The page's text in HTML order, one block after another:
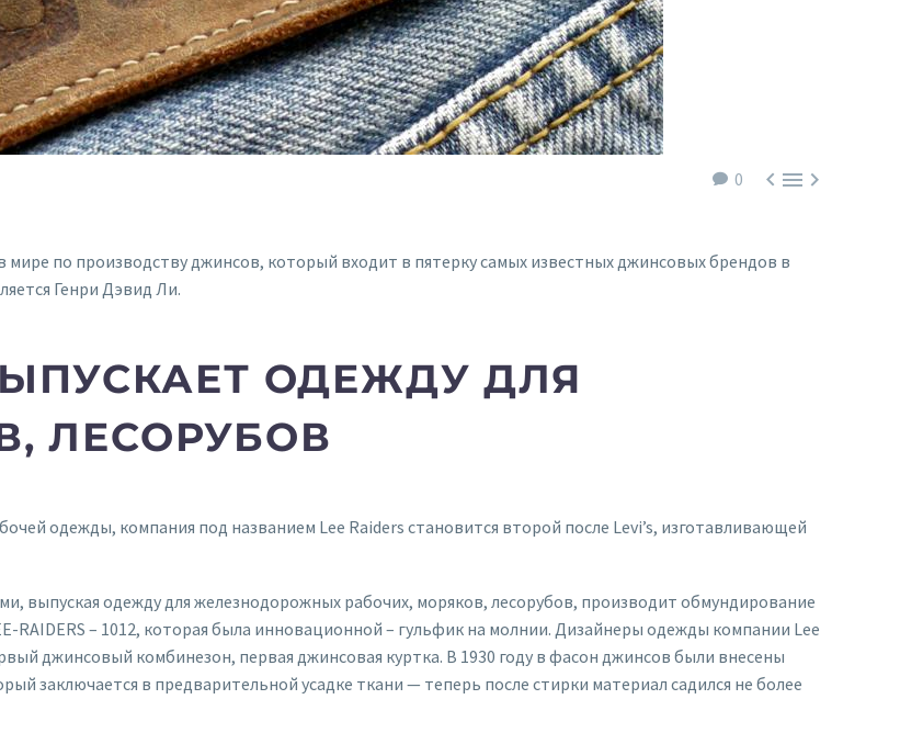
0 
по производству джинсов, который входит в пятерку самых известных джинсовых брендов в
Генри Дэвид Ли.
ОДЕЖДУ ДЛЯ
ЛЕСОРУБОВ
одежды, компания под названием Lee Raiders становится второй после Levi’s, изготавливающей
выпуская одежду для железнодорожных рабочих, моряков, лесорубов, производит обмундирование
RAIDERS – 1012, которая была инновационной – гульфик на молнии. Дизайнеры одежды компании Lee
джинсовый комбинезон, первая джинсовая куртка. В 1930 году в фасон джинсов были внесены
заключается в предварительной усадке ткани — теперь после стирки материал садился не более